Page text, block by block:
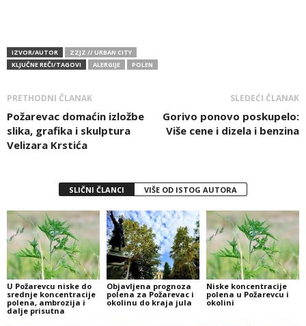
IZVOR/AUTOR
ZZJZ // URBAN CITY
KLJUČNE REČI/TAGOVI
ALERGIJE POLEN
PRETHODNI ČLANAK
Požarevac domaćin izložbe
slika, grafika i skulptura
Velizara Krstića
SLEDEĆI ČLANAK
Gorivo ponovo poskupelo:
Više cene i dizela i benzina
SLIČNI ČLANCI VIŠE OD ISTOG AUTORA
U Požarevcu niske do
srednje koncentracije
polena, ambrozija i
dalje prisutna
Objavljena prognoza
polena za Požarevac i
okolinu do kraja jula
Niske koncentracije
polena u Požarevcu i
okolini